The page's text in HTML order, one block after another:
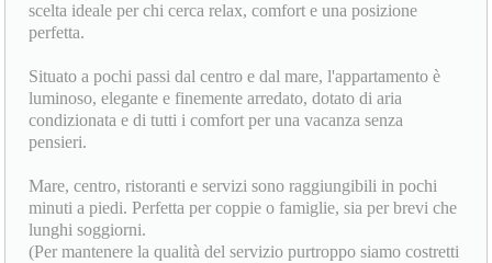
scelta ideale per chi cerca relax, comfort e una posizione
perfetta.
Situato a pochi passi dal centro e dal mare, l'appartamento è
luminoso, elegante e finemente arredato, dotato di aria
condizionata e di tutti i comfort per una vacanza senza
pensieri.
Mare, centro, ristoranti e servizi sono raggiungibili in pochi
minuti a piedi. Perfetta per coppie o famiglie, sia per brevi che
lunghi soggiorni.
(Per mantenere la qualità del servizio purtroppo siamo costretti